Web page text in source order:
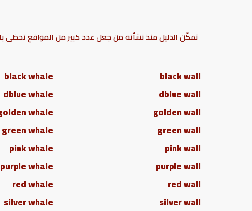
تمكّن الدليل منذ نشأته من جعل عدد كبير من المواقع تحظى
black wall
black whale
dblue wall
dblue whale
golden wall
whale
green wall
green whale
pink wall
pink whale
purple wall
purple whale
red wall
red whale
silver wall
silver whale